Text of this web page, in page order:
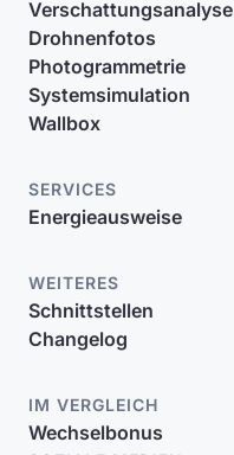
Verschattungsanalyse
Drohnenfotos
Photogrammetrie
Systemsimulation
Wallbox
SERVICES
Energieausweise
WEITERES
Schnittstellen
Changelog
IM VERGLEICH
Wechselbonus